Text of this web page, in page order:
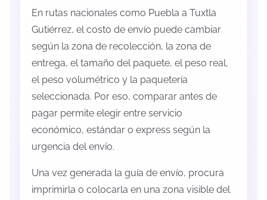
En rutas nacionales como Puebla a Tuxtla
Gutiérrez, el costo de envío puede cambiar
según la zona de recolección, la zona de
entrega, el tamaño del paquete, el peso real,
el peso volumétrico y la paquetería
seleccionada. Por eso, comparar antes de
pagar permite elegir entre servicio
económico, estándar o express según la
urgencia del envío.
Una vez generada la guía de envío, procura
imprimirla o colocarla en una zona visible del